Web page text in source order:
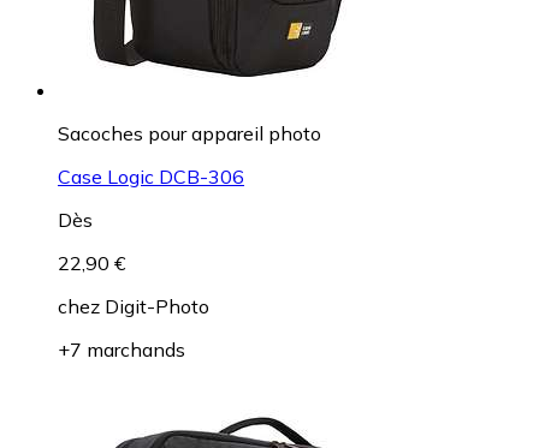
Sacoches pour appareil photo
Case Logic DCB-306
Dès
22,90 €
chez Digit-Photo
+7 marchands